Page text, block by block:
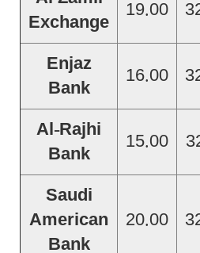
Exchange
19.00
Enjaz
Bank
16.00
Al-Rajhi
Bank
15.00
Saudi
American
Bank
20.00